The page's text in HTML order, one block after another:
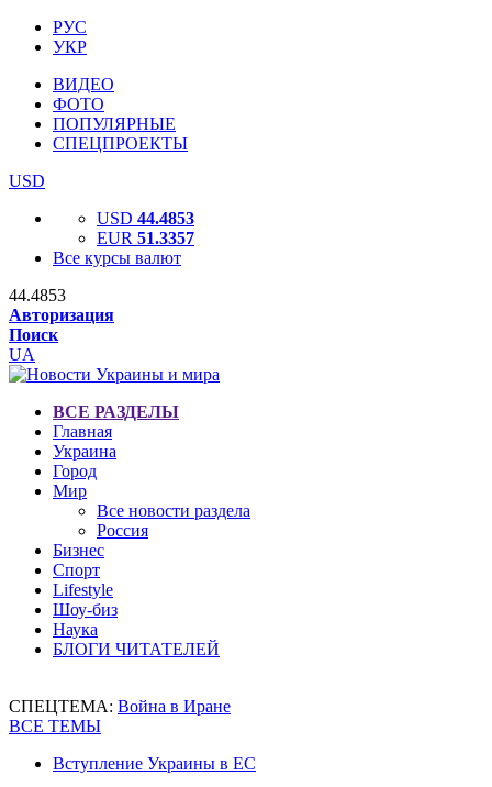
РУС
УКР
ВИДЕО
ФОТО
ПОПУЛЯРНЫЕ
СПЕЦПРОЕКТЫ
USD
USD 44.4853
EUR 51.3357
Все курсы валют
44.4853
Авторизация
Поиск
UA
ВСЕ РАЗДЕЛЫ
Главная
Украина
Город
Мир
Все новости раздела
Россия
Бизнес
Спорт
Lifestyle
Шоу-биз
Наука
БЛОГИ ЧИТАТЕЛЕЙ
СПЕЦТЕМА: Война в Иране
ВСЕ ТЕМЫ
Вступление Украины в ЕС